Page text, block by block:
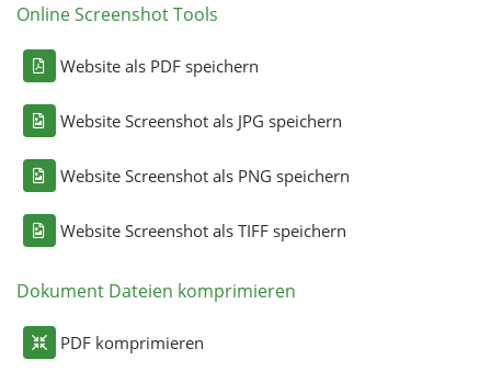
Online Screenshot Tools
Website als PDF speichern
Website Screenshot als JPG speichern
Website Screenshot als PNG speichern
Website Screenshot als TIFF speichern
Dokument Dateien komprimieren
PDF komprimieren